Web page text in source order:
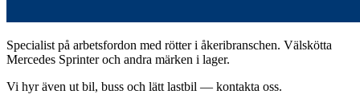
Specialist på arbetsfordon med rötter i åkeribranschen. Välskötta
Mercedes Sprinter och andra märken i lager.
Vi hyr även ut bil, buss och lätt lastbil — kontakta oss.